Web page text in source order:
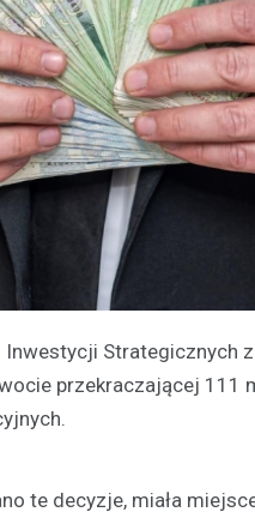
Strategicznych
przekraczającej
te decyzje, miała